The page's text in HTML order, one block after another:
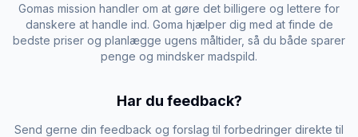
Gomas mission handler om at gøre det billigere og lettere for
danskere at handle ind. Goma hjælper dig med at finde de
bedste priser og planlægge ugens måltider, så du både sparer
penge og mindsker madspild.
Har du feedback?
Send gerne din feedback og forslag til forbedringer direkte til